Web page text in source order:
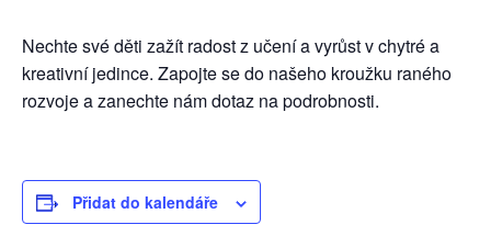
Nechte své děti zažít radost z učení a vyrůst v chytré a
kreativní jedince. Zapojte se do našeho kroužku raného
rozvoje a zanechte nám dotaz na podrobnosti.
Přidat do kalendáře